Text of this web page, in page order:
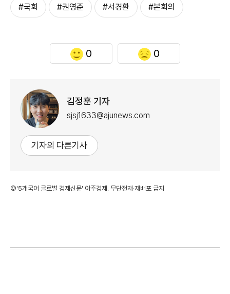
#국회 #권영준 #서경환 #본회의
0 0
김정훈 기자
sjsj1633@ajunews.com
기자의 다른기사
©'5개국어 글로벌 경제신문' 아주경제. 무단전재·재배포 금지